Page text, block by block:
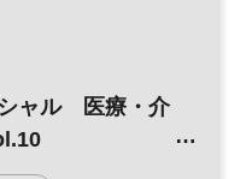
シャル 医療・介
同時改定